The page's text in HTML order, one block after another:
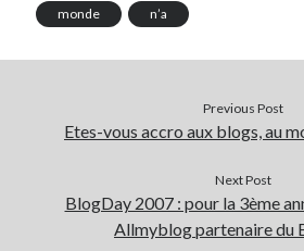
GuillaumedansMonetico / Crédit Mutuel :
Comment récupérer le lien vers
dansMonetico / Crédit Mutuel : comment
monde n’a
Previous Post
Etes-vous accro aux blogs, au
Next Post
BlogDay 2007 : pour la 3ème
Allmyblog partenaire du